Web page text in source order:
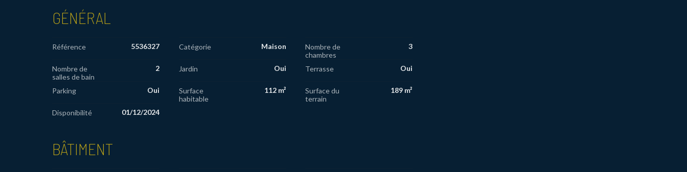
GÉNÉRAL
Référence 5536327 Catégorie Maison
Nombre de
chambres
3
Nombre de
salles de bain
2 Jardin Oui Terrasse Oui
Parking Oui
Surface
habitable
112 m²
Surface du
terrain
189 m²
Disponibilité 01/12/2024
BÂTIMENT